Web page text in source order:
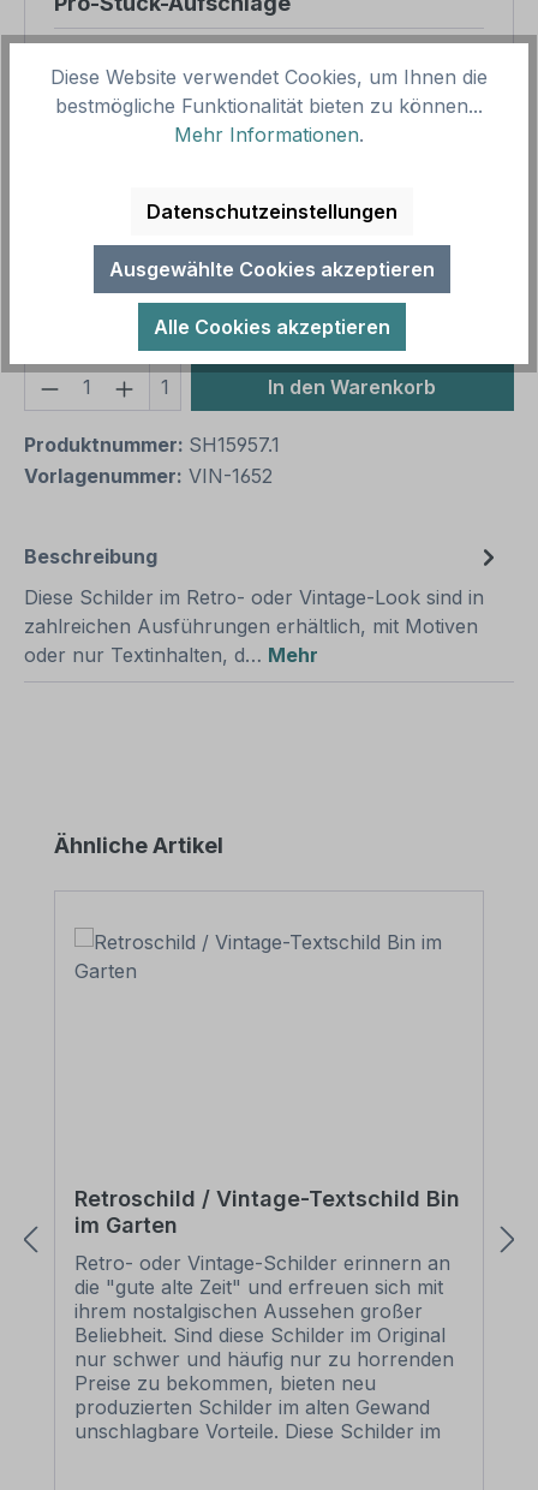
Zwischensumme
14,16 €
Gesamtpreis
Preise inkl. MwSt. zzgl. Versandkosten
Aufgrund von Neuberechnungen im Warenkorb sind
abweichende Endpreise möglich.
Produkt Anzahl: Gib den gewünschten
1 In den Warenkorb
Produktnummer: SH15957.1
Vorlagenummer: VIN-1652
Beschreibung
Diese Schilder im Retro- oder Vintage-Look sind in
zahlreichen Ausführungen erhältlich, mit Motiven
oder nur Textinhalten, d… Mehr
Produktgalerie überspringen
Ähnliche Artikel
Retroschild / Vintage-Textschild Bin
im Garten
Retro- oder Vintage-Schilder erinnern an
die "gute alte Zeit" und erfreuen sich mit
ihrem nostalgischen Aussehen großer
Beliebheit. Sind diese Schilder im Original
nur schwer und häufig nur zu horrenden
Preise zu bekommen, bieten neu
produzierten Schilder im alten Gewand
unschlagbare Vorteile. Diese Schilder im
Diese Website verwendet Cookies, um Ihnen die
bestmögliche Funktionalität bieten zu können...
Mehr Informationen.
Datenschutzeinstellungen
Ausgewählte Cookies akzeptieren
Alle Cookies akzeptieren